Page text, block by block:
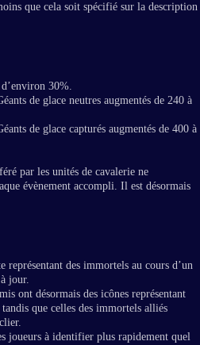
que cela soit spécifié sur la description
30%.
de glace neutres augmentés de 240 à
de glace capturés augmentés de 400 à
par les unités de cavalerie ne
évènement accompli. Il est désormais
représentant des immortels au cours d’un
jour.
ont désormais des icônes représentant
tandis que celles des immortels alliés
joueurs à identifier plus rapidement quel